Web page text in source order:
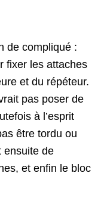
de compliqué :
fixer les attaches
et du répéteur.
pas poser de
à l’esprit
être tordu ou
ensuite de
et enfin le bloc